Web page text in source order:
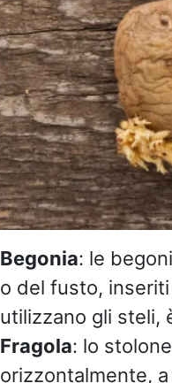
Begonia: le
o del fusto,
utilizzano gli steli,
Fragola: lo
orizzontalmente,